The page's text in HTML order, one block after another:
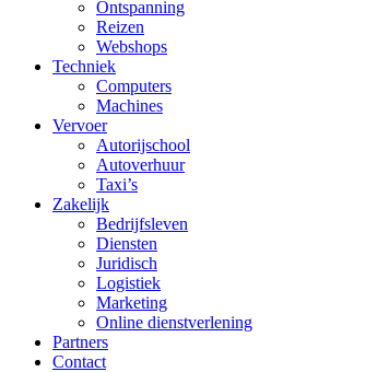
Ontspanning
Reizen
Webshops
Techniek
Computers
Machines
Vervoer
Autorijschool
Autoverhuur
Taxi’s
Zakelijk
Bedrijfsleven
Diensten
Juridisch
Logistiek
Marketing
Online dienstverlening
Partners
Contact